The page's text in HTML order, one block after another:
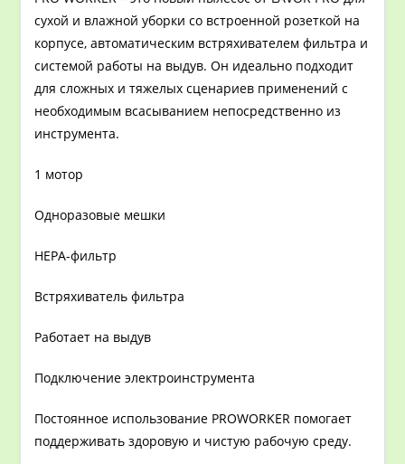
сухой и влажной уборки со встроенной розеткой на
корпусе, автоматическим встряхивателем фильтра и
системой работы на выдув. Он идеально подходит
для сложных и тяжелых сценариев применений с
необходимым всасыванием непосредственно из
инструмента.
1 мотор
Одноразовые мешки
HEPA-фильтр
Встряхиватель фильтра
Работает на выдув
Подключение электроинструмента
Постоянное использование PROWORKER помогает
поддерживать здоровую и чистую рабочую среду.